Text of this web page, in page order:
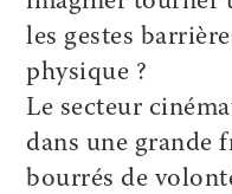
les gestes
physique ?
Le secteur
dans une grande
bourrés de